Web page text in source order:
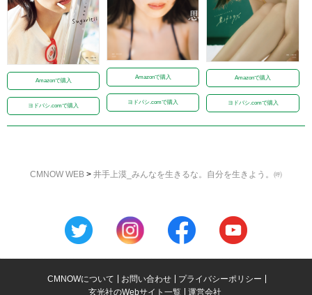
Amazonで購入
ヨドバシ.comで購入
Amazonで購入
ヨドバシ.comで購入
Amazonで購入
ヨドバシ.comで購入
CMNOW WEB > 井手上漠_みんなを生きるな。自分を生きよう。㈺
CMNOWについて お問い合わせ
プライバシーポリシー
玄光社のWebサイト一覧
運営会社